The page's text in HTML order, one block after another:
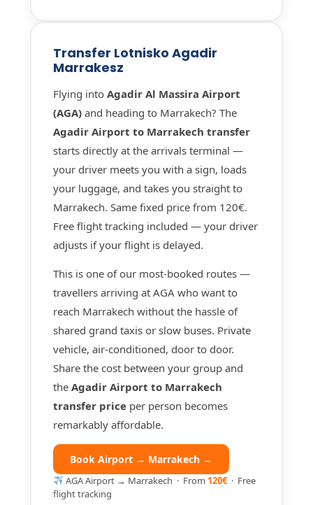
Transfer Lotnisko Agadir
Marrakesz
Flying intoAgadir Al Massira Airport
(AGA) and heading to Marrakech? The
Agadir Airport to Marrakech transfer
starts directly at the arrivals terminal —
your driver meets you with a sign, loads
your luggage, and takes you straight to
Marrakech. Same fixed price from 120€.
Free flight tracking included — your driver
adjusts if your flight is delayed.
This is one of our most-booked routes —
travellers arriving at AGA who want to
reach Marrakech without the hassle of
shared grand taxis or slow buses. Private
vehicle, air-conditioned, door to door.
Share the cost between your group and
theAgadir Airport to Marrakech
transfer price per person becomes
remarkably affordable.
Book Airport → Marrakech →
AGA Airport → Marrakech · From 120€· Free
flight tracking